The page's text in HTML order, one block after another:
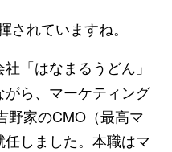
れていますね。
「はなまるうどん」
ら、マーケティング
野家のCMO（最高マ
しました。本職はマ